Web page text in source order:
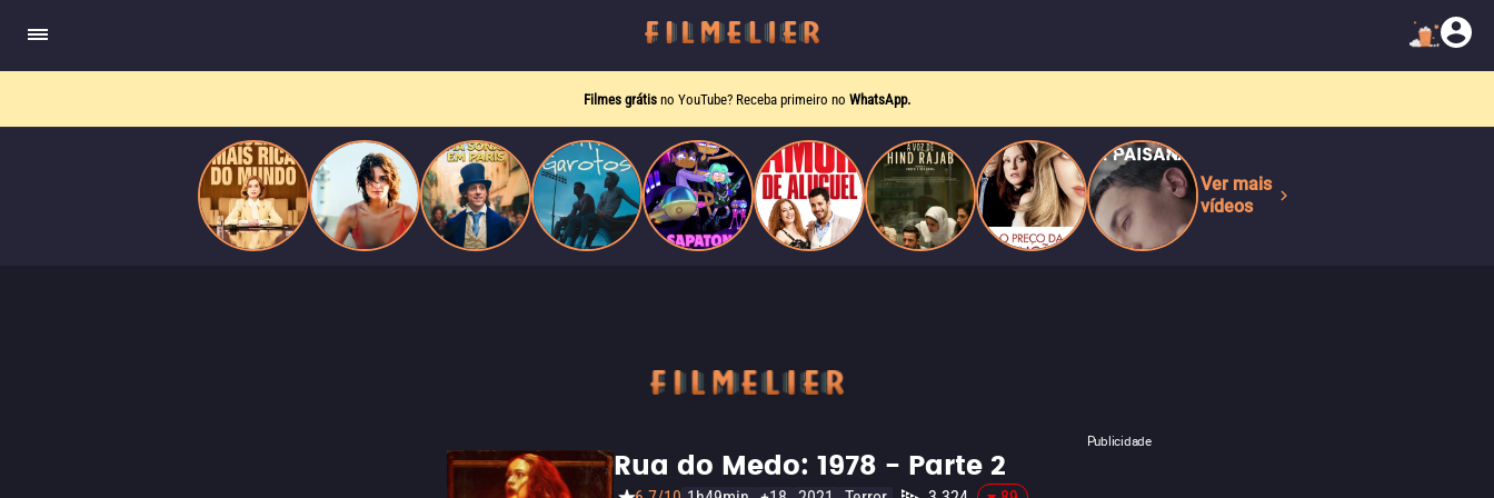
Ver mais
vídeos
Filmes grátis no YouTube? Receba primeiro no WhatsApp.
Publicidade
Rua do Medo: 1978 - Parte 2
do
Mundo